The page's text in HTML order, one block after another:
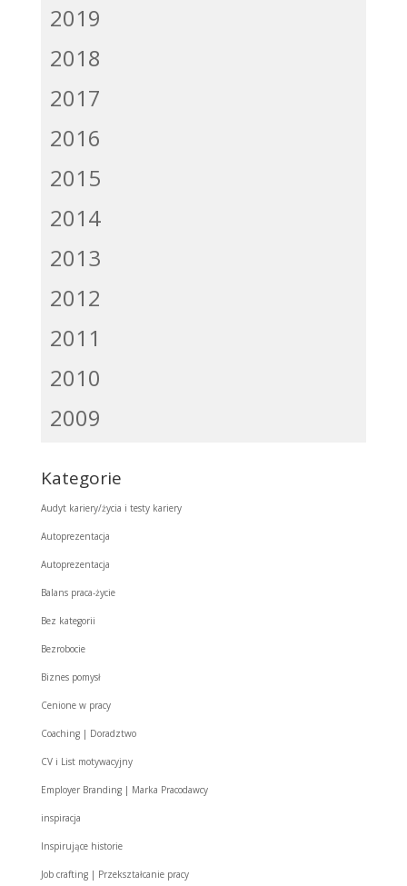
2019
2018
2017
2016
2015
2014
2013
2012
2011
2010
2009
Kategorie
Audyt kariery/życia i testy kariery
Autoprezentacja
Autoprezentacja
Balans praca-życie
Bez kategorii
Bezrobocie
Biznes pomysł
Cenione w pracy
Coaching | Doradztwo
CV i List motywacyjny
Employer Branding | Marka Pracodawcy
inspiracja
Inspirujące historie
Job crafting | Przekształcanie pracy